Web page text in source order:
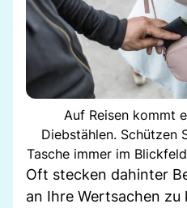
Auf Reisen kommt
Diebstählen. Schützen
Tasche immer im
Oft stecken dahinter
an Ihre Wertsachen zu